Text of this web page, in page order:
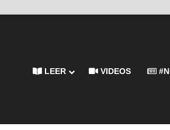
LEER VIDEOS